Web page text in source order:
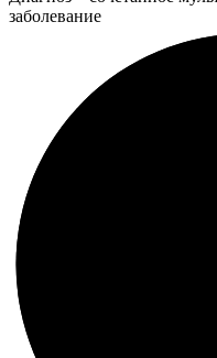
заболевание